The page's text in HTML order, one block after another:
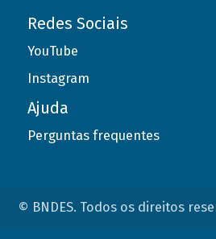
Redes Sociais
YouTube
Instagram
Ajuda
Perguntas frequentes
© BNDES. Todos os direitos